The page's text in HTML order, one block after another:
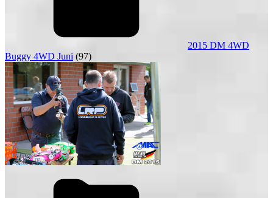
2015 DM 4WD
Buggy 4WD Juni (97)